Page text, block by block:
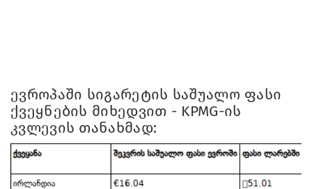
ევროპაში სიგარეტის საშუალო ფასი
ქვეყნების მიხედვით - KPMG-ის
კვლევის თანახმად: